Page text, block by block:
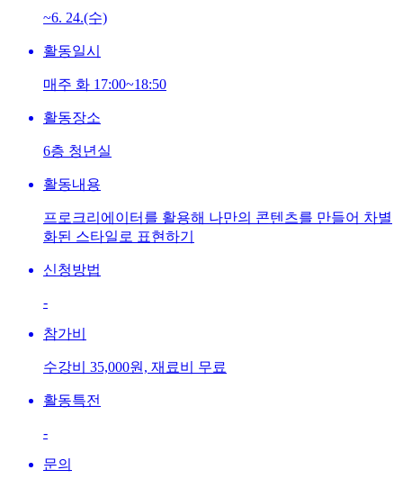
~6. 24.(수)
활동일시
매주 화 17:00~18:50
활동장소
6층 청년실
활동내용
프로크리에이터를 활용해 나만의 콘텐츠를 만들어 차별
화된 스타일로 표현하기
신청방법
-
참가비
수강비 35,000원, 재료비 무료
활동특전
-
문의